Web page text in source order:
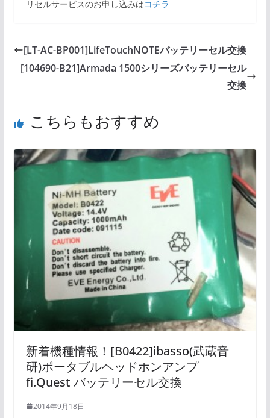
リセルサービスのお申し込みはコチラ
[LT-AC-BP001]LifeTouchNOTEバッテリーセル交換
[104690-B21]Armada 1500シリーズバッテリーセル
交換
こちらもおすすめ
新着機種情報！[B0422]ibasso(武蔵音
研)ポータブルヘッドホンアンプ
fi.Quest バッテリーセル交換
2014年9月18日